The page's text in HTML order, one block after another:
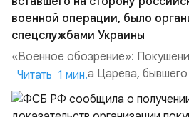
военной операции, было
спецслужбами Украины
«Военное обозрение»:
политика Олега Царева,
рады Украины, вставшего на
специальной военной операции,
Читать 1 мин.